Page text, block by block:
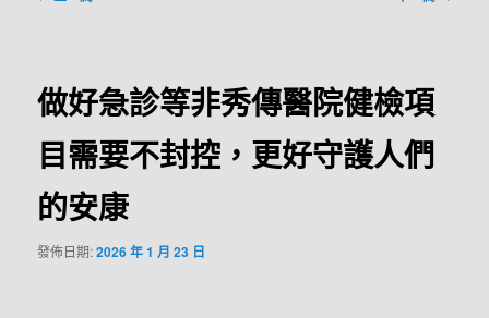
做好急診等非秀傳醫院健檢項
目需要不封控，更好守護人們
的安康
發佈日期:2026 年 1 月 23 日